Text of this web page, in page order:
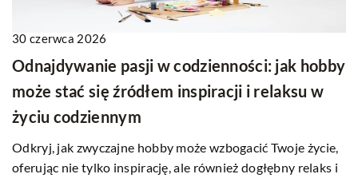
30 czerwca 2026
Odnajdywanie pasji w codzienności: jak hobby
może stać się źródłem inspiracji i relaksu w
życiu codziennym
Odkryj, jak zwyczajne hobby może wzbogacić Twoje życie,
oferując nie tylko inspirację, ale również dogłębny relaks i